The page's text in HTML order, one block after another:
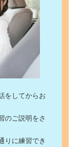
をしてからお
のご説明をさ
りに練習でき